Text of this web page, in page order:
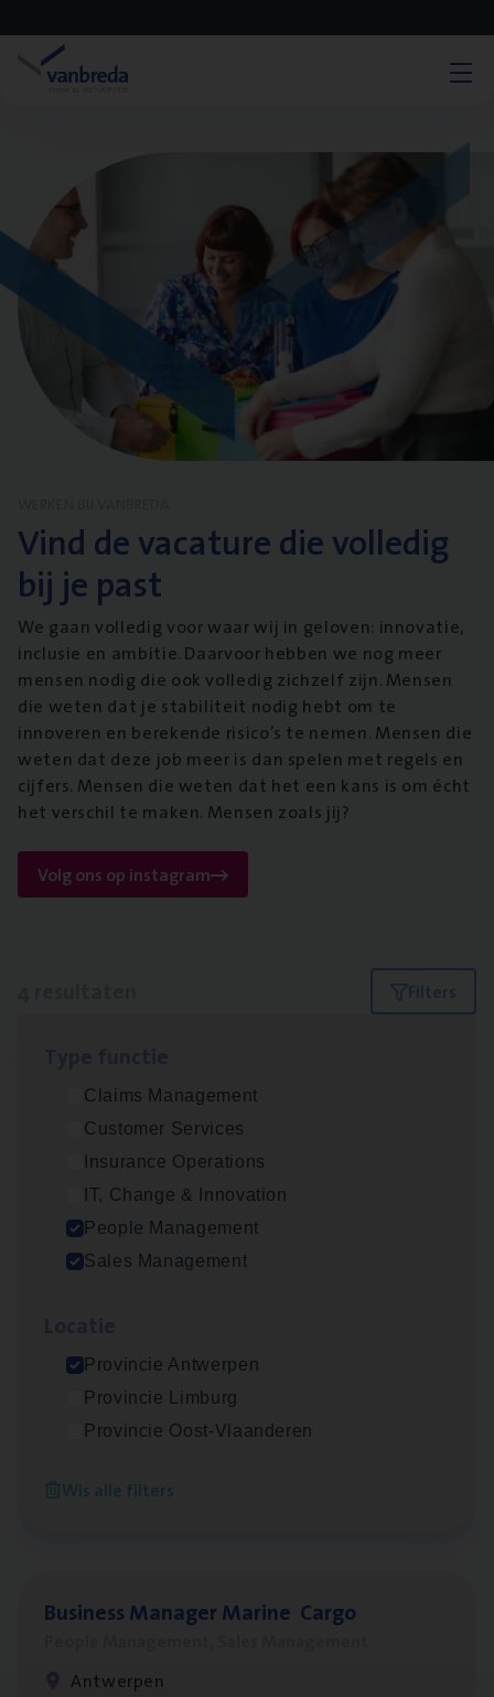
Vind de vacature die volledig
bij je past
We gaan volledig voor waar wij in geloven: innovatie,
inclusie en ambitie. Daarvoor hebben we nog meer
mensen nodig die ook volledig zichzelf zijn. Mensen
die weten dat je stabiliteit nodig hebt om te
innoveren en berekende risico’s te nemen. Mensen die
weten dat deze job meer is dan spelen met regels en
cijfers. Mensen die weten dat het een kans is om écht
het verschil te maken. Mensen zoals jij?
Volg ons op instagram
Filters
Claims Management
Customer Services
Insurance Operations
IT, Change & Innovation
People Management
Sales Management
Provincie Antwerpen
Provincie Limburg
Provincie Oost-Vlaanderen
Wis alle filters
Insu­ran­ce Bro­ker Trans­port
Antwerpen
Insu­ran­ce Bro­kerKMO
Cor­po­ra­te Insu­ran­ce Bro­ker Property
Antwerpen
Busi­ness Mana­ger Mari­ne Cargo
Antwerpen